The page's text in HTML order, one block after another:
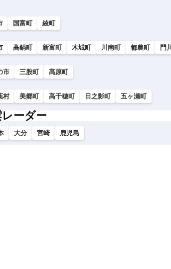
国富町 綾町
高鍋町 新富町 木城町 川南町 都農町 門
市 三股町 高原町
村 美郷町 高千穂町 日之影町 五ヶ瀬町
ーダー
大分 宮崎 鹿児島